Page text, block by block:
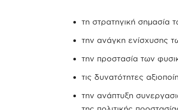
τη στρατηγική σημασία
την ανάγκη ενίσχυσης
την προστασία των
τις δυνατότητες
την ανάπτυξη